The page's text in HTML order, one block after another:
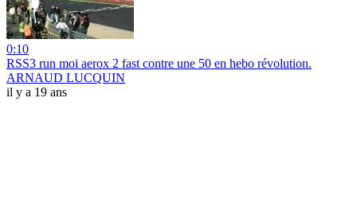
0:10
RSS3 run moi aerox 2 fast contre une 50 en hebo révolution.
ARNAUD LUCQUIN
il y a 19 ans